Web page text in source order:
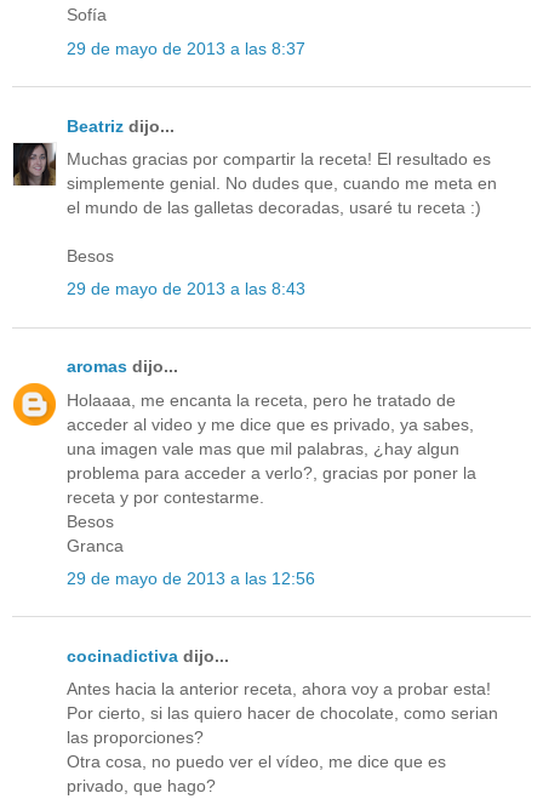
Sofía
29 de mayo de 2013 a las 8:37
Beatriz dijo...
Muchas gracias por compartir la receta! El resultado es
simplemente genial. No dudes que, cuando me meta en
el mundo de las galletas decoradas, usaré tu receta :)
Besos
29 de mayo de 2013 a las 8:43
aromas dijo...
Holaaaa, me encanta la receta, pero he tratado de
acceder al video y me dice que es privado, ya sabes,
una imagen vale mas que mil palabras, ¿hay algun
problema para acceder a verlo?, gracias por poner la
receta y por contestarme.
Besos
Granca
29 de mayo de 2013 a las 12:56
cocinadictiva dijo...
Antes hacia la anterior receta, ahora voy a probar esta!
Por cierto, si las quiero hacer de chocolate, como serian
las proporciones?
Otra cosa, no puedo ver el vídeo, me dice que es
privado, que hago?